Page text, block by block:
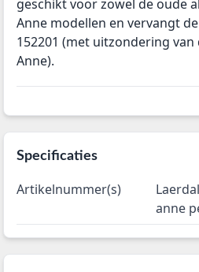
geschikt voor zowel de oude
Anne modellen en vervangt
152201 (met uitzondering van
Anne).
Specificaties
Artikelnummer(s)
anne